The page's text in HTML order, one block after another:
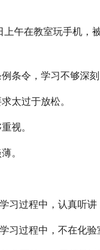
上午在教室玩手机，
条令，学习不够深刻
太过于放松。
视。
。
习过程中，认真听讲
习过程中，不在化验